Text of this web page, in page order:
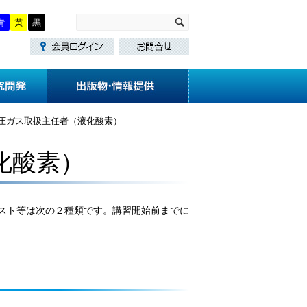
黄
黒
習 技術基準作成 研究開発
ガス取扱主任者（液化酸素）
素）
ト等は次の２種類です。講習開始前までに